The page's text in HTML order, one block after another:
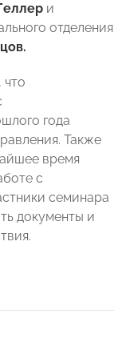
и
отделения
года
Также
время
с
семинара
документы и